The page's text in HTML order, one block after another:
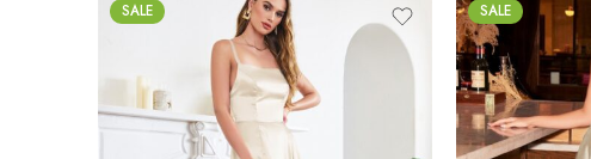
SALE SALE